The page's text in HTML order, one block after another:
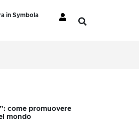
in Symbola
come promuovere
mondo